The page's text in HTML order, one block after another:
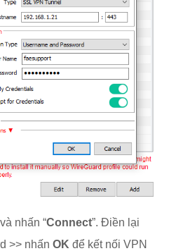
nhấn “Connect”. Điền lại
>> nhấn OK để kết nối VPN